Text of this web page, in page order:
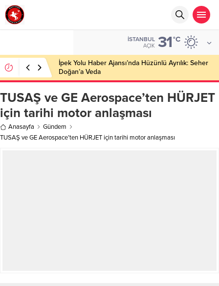
İSTANBUL
AÇIK 31°C
İpek Yolu Haber Ajansı’nda Hüzünlü Ayrılık: Seher
Doğan’a Veda
TUSAŞ ve GE Aerospace’ten HÜRJET
için tarihi motor anlaşması
Anasayfa
Gündem
TUSAŞ ve GE Aerospace’ten HÜRJET için tarihi motor anlaşması